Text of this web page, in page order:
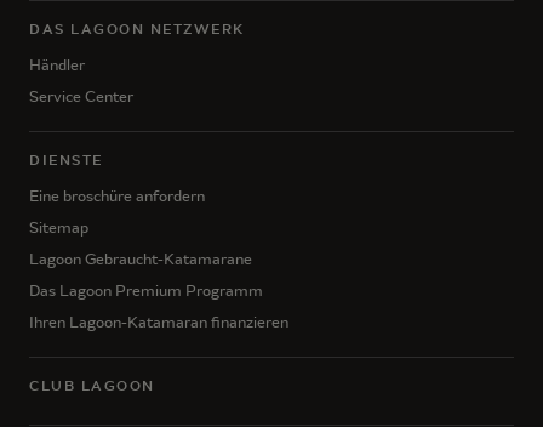
DAS LAGOON NETZWERK
Händler
Service Center
DIENSTE
Eine broschüre anfordern
Sitemap
Lagoon Gebraucht-Katamarane
Das Lagoon Premium Programm
Ihren Lagoon-Katamaran finanzieren
CLUB LAGOON